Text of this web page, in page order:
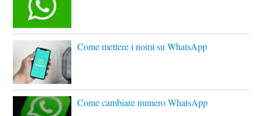
Come mettere i nomi su WhatsApp
Come cambiare numero WhatsApp